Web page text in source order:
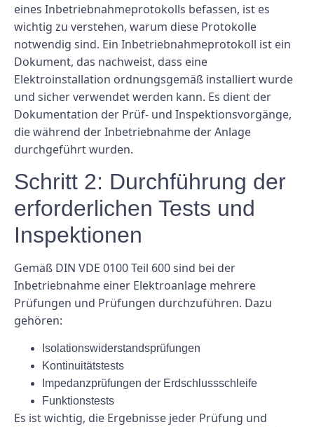
eines Inbetriebnahmeprotokolls befassen, ist es
wichtig zu verstehen, warum diese Protokolle
notwendig sind. Ein Inbetriebnahmeprotokoll ist ein
Dokument, das nachweist, dass eine
Elektroinstallation ordnungsgemäß installiert wurde
und sicher verwendet werden kann. Es dient der
Dokumentation der Prüf- und Inspektionsvorgänge,
die während der Inbetriebnahme der Anlage
durchgeführt wurden.
Schritt 2: Durchführung der
erforderlichen Tests und
Inspektionen
Gemäß DIN VDE 0100 Teil 600 sind bei der
Inbetriebnahme einer Elektroanlage mehrere
Prüfungen und Prüfungen durchzuführen. Dazu
gehören:
Isolationswiderstandsprüfungen
Kontinuitätstests
Impedanzprüfungen der Erdschlussschleife
Funktionstests
Es ist wichtig, die Ergebnisse jeder Prüfung und